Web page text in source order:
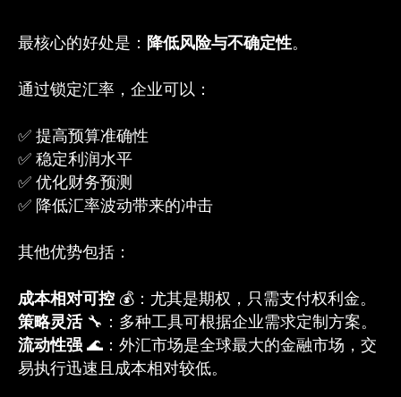
最核心的好处是： 降低风险与不确定性。
通过锁定汇率，企业可以：
✅ 提高预算准确性
✅ 稳定利润水平
✅ 优化财务预测
✅ 降低汇率波动带来的冲击
其他优势包括：
成本相对可控 💰：尤其是期权，只需支付权利金。
策略灵活 🔧：多种工具可根据企业需求定制方案。
流动性强 🌊：外汇市场是全球最大的金融市场，交
易执行迅速且成本相对较低。